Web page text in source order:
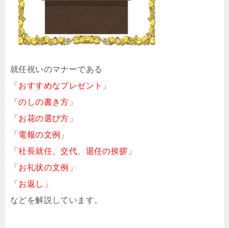
就任祝いのマナーである
「おすすめなプレゼント」
「のしの書き方」
「お花の選び方」
「電報の文例」
「社長就任、交代、退任の挨拶」
「お礼状の文例」
「お返し」
などを解説しています。